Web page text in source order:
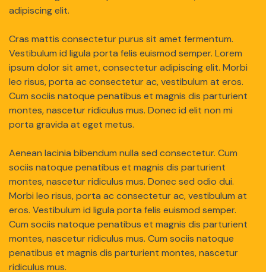
adipiscing elit.
Cras mattis consectetur purus sit amet fermentum.
Vestibulum id ligula porta felis euismod semper. Lorem
ipsum dolor sit amet, consectetur adipiscing elit. Morbi
leo risus, porta ac consectetur ac, vestibulum at eros.
Cum sociis natoque penatibus et magnis dis parturient
montes, nascetur ridiculus mus. Donec id elit non mi
porta gravida at eget metus.
Aenean lacinia bibendum nulla sed consectetur. Cum
sociis natoque penatibus et magnis dis parturient
montes, nascetur ridiculus mus. Donec sed odio dui.
Morbi leo risus, porta ac consectetur ac, vestibulum at
eros. Vestibulum id ligula porta felis euismod semper.
Cum sociis natoque penatibus et magnis dis parturient
montes, nascetur ridiculus mus. Cum sociis natoque
penatibus et magnis dis parturient montes, nascetur
ridiculus mus.